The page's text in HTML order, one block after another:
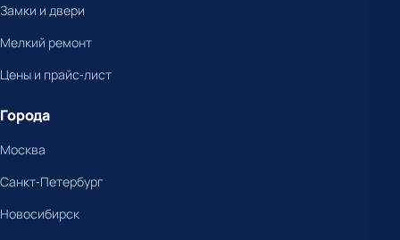
Замки и двери
Мелкий ремонт
Цены и прайс-лист
Города
Москва
Санкт-Петербург
Новосибирск